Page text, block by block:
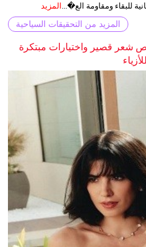
للبقاء ومقاومة الع�... المزيد
المزيد من التحقيقات السياحية
شعر قصير واختيارات مبتكرة
للأزياء